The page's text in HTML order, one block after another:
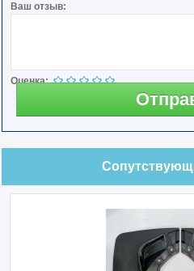
Ваш отзыв:
Оценка: